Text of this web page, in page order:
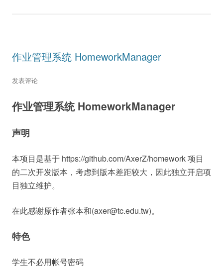
作业管理系统 HomeworkManager
发表评论
作业管理系统 HomeworkManager
声明
本项目是基于 https://github.com/AxerZ/homework 项目
的二次开发版本，考虑到版本差距较大，因此独立开启项
目独立维护。
在此感谢原作者张本和(axer@tc.edu.tw)。
特色
学生不必用帐号密码